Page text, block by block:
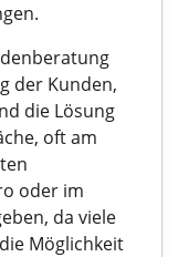
der Kunden,
die Lösung
oft am
oder im
da viele
Möglichkeit